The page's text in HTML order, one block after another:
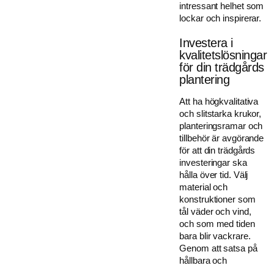
intressant helhet som
lockar och inspirerar.
Investera i
kvalitetslösningar
för din trädgårds
plantering
Att ha högkvalitativa
och slitstarka krukor,
planteringsramar och
tillbehör är avgörande
för att din trädgårds
investeringar ska
hålla över tid. Välj
material och
konstruktioner som
tål väder och vind,
och som med tiden
bara blir vackrare.
Genom att satsa på
hållbara och